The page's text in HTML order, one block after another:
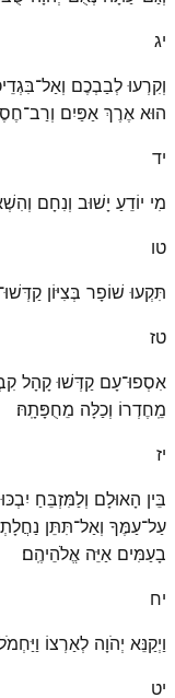
יג
וְקִרְעוּ לְבַבְכֶם
הוּא אֶרֶךְ אַפַּיִם
יד
מִי יוֹדֵעַ יָשׁוּב וְנִחָם
טו
תִּקְעוּ שׁוֹפָר בְּצִיּוֹן
טז
אִסְפוּ־עָם קַדְּשׁוּ קָהָל
מֵֽחֶדְרוֹ וְכַלָּה מֵחֻפָּתָֽהּ׃
יז
בֵּין הָאוּלָם וְלַמִּזְבֵּחַ
עַל־עַמֶּךָ וְאַל־תִּתֵּן
בָעַמִּים אַיֵּה אֱלֹהֵיהֶֽם׃
יח
וַיְקַנֵּא יְהֹוָה לְאַרְצוֹ
יט